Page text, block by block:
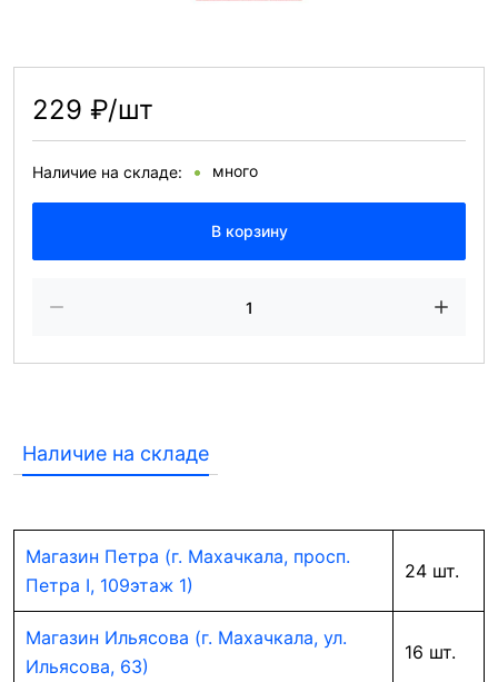
229 ₽/шт
Наличие на складе: много
В корзину
Наличие на складе
Магазин Петра (г. Махачкала, просп.
Петра I, 109этаж 1)
24 шт.
Магазин Ильясова (г. Махачкала, ул.
Ильясова, 63)
16 шт.